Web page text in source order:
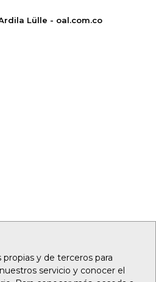
y de terceros para
servicio y conocer el
Lülle - oal.com.co